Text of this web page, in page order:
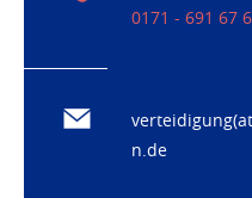
0171 - 691 67
n.de